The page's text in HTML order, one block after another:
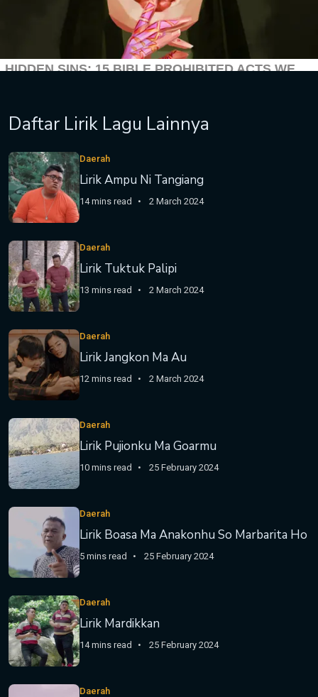
Daftar Lirik Lagu Lainnya
Daerah
Lirik Ampu Ni Tangiang
14 mins read 2 March 2024
Daerah
Lirik Tuktuk Palipi
13 mins read 2 March 2024
Daerah
Lirik Jangkon Ma Au
12 mins read 2 March 2024
Daerah
Lirik Pujionku Ma Goarmu
10 mins read 25 February 2024
Daerah
Lirik Boasa Ma Anakonhu So Marbarita Ho
5 mins read 25 February 2024
Daerah
Lirik Mardikkan
14 mins read 25 February 2024
Daerah